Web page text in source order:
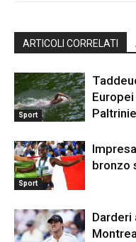
ARTICOLI CORRELATI
Sport
Sport
bronzo
Darderi